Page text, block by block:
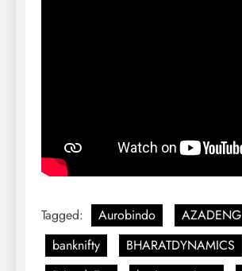
Tagged: Aurobindo
AZADENG
banknifty
BHARATDYNAMICS